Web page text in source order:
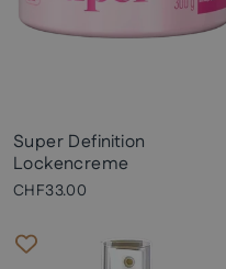
Super Definition
Lockencreme
CHF33.00